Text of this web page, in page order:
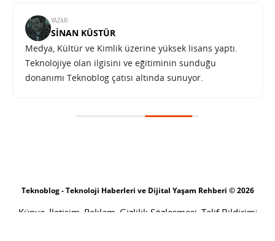
YAZAR:
SINAN KÜSTÜR
Medya, Kültür ve Kimlik üzerine yüksek lisans yaptı.
Teknolojiye olan ilgisini ve eğitiminin sunduğu
donanımı Teknoblog çatısı altında sunuyor.
Teknoblog - Teknoloji Haberleri ve Dijital Yaşam Rehberi © 2026
Künye İletişim Reklam Gizlilik Sözleşmesi Telif Bildirimi